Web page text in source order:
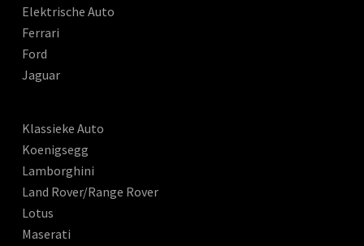
Elektrische Auto
Ferrari
Ford
Jaguar
Klassieke Auto
Koenigsegg
Lamborghini
Land Rover/Range Rover
Lotus
Maserati